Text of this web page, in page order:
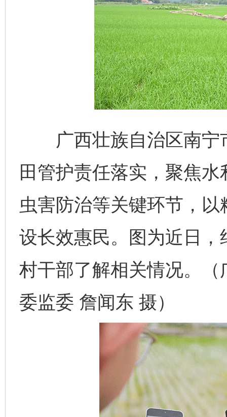
广西壮族自治区南宁
田管护责任落实，聚焦
虫害防治等关键环节，
设长效惠民。图为近日
村干部了解相关情况。
委监委 詹闻东 摄）